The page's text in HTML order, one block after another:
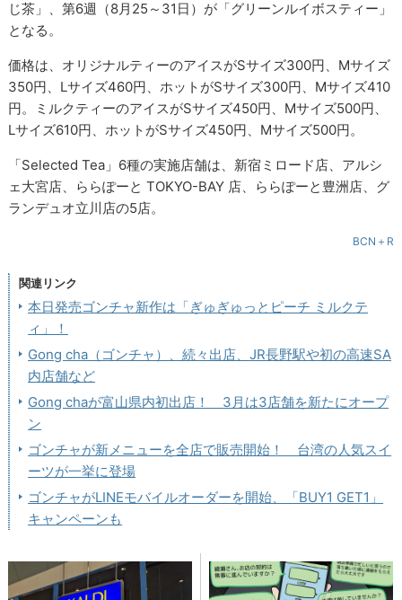
じ茶」、第6週（8月25～31日）が「グリーンルイボスティー」
となる。
価格は、オリジナルティーのアイスがSサイズ300円、Mサイズ
350円、Lサイズ460円、ホットがSサイズ300円、Mサイズ410
円。ミルクティーのアイスがSサイズ450円、Mサイズ500円、
Lサイズ610円、ホットがSサイズ450円、Mサイズ500円。
「Selected Tea」6種の実施店舗は、新宿ミロード店、アルシ
ェ大宮店、ららぽーと TOKYO-BAY 店、ららぽーと豊洲店、グ
ランデュオ立川店の5店。
BCN＋R
関連リンク
本日発売ゴンチャ新作は「ぎゅぎゅっとピーチ ミルクテ
ィ」！
Gong cha（ゴンチャ）、続々出店、JR長野駅や初の高速SA
内店舗など
Gong chaが富山県内初出店！ 3月は3店舗を新たにオープ
ン
ゴンチャが新メニューを全店で販売開始！ 台湾の人気スイ
ーツが一挙に登場
ゴンチャがLINEモバイルオーダーを開始、「BUY1 GET1」
キャンペーンも